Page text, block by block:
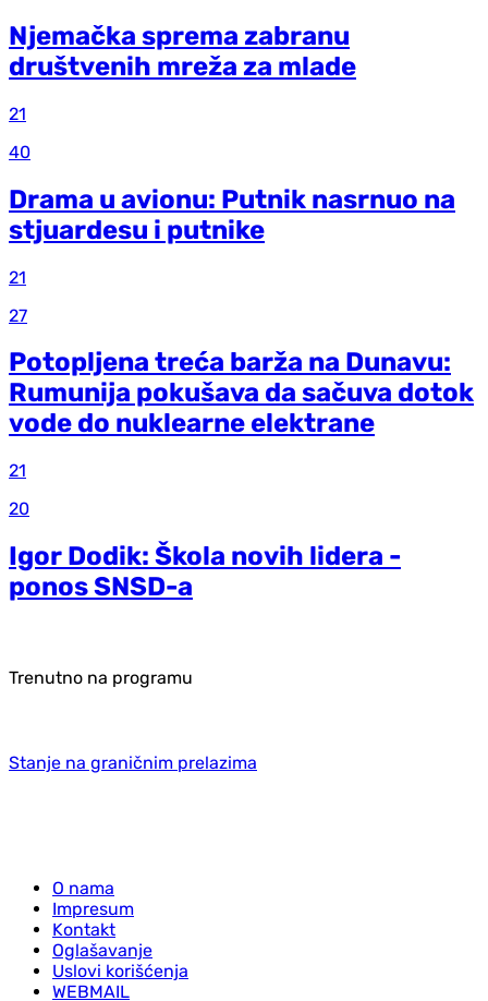
Njemačka sprema zabranu
društvenih mreža za mlade
21
40
Drama u avionu: Putnik nasrnuo na
stjuardesu i putnike
21
27
Potopljena treća barža na Dunavu:
Rumunija pokušava da sačuva dotok
vode do nuklearne elektrane
21
20
Igor Dodik: Škola novih lidera -
ponos SNSD-a
Trenutno na programu
Stanje na graničnim prelazima
O nama
Impresum
Kontakt
Oglašavanje
Uslovi korišćenja
WEBMAIL